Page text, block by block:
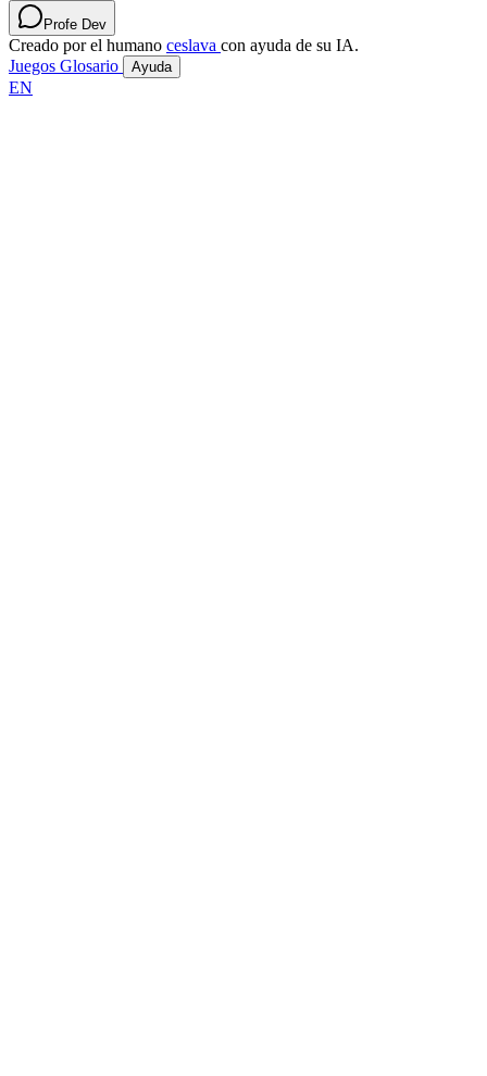
Profe Dev
Creado por el humano ceslava con ayuda de su IA.
Juegos Glosario Ayuda
EN